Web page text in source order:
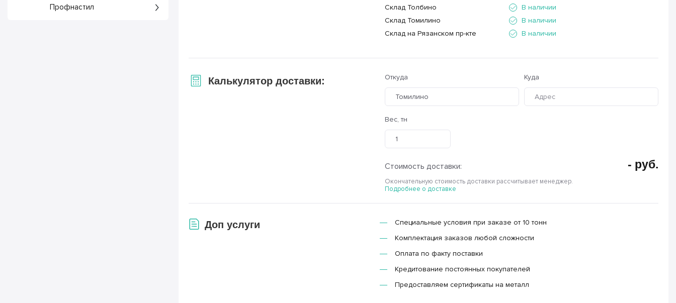
Профнастил Склад Толбино
В наличии
Склад Томилино
В наличии
Склад на Рязанском пр-кте
В наличии
Калькулятор доставки: Откуда
Томилино
Куда
Вес, тн
Стоимость доставки: - руб.
Окончательную стоимость доставки рассчитывает менеджер.
Подробнее о доставке
Доп услуги
Специальные условия при заказе от 10 тонн
Комплектация заказов любой сложности
Оплата по факту поставки
Кредитование постоянных покупателей
Предоставляем сертификаты на металл